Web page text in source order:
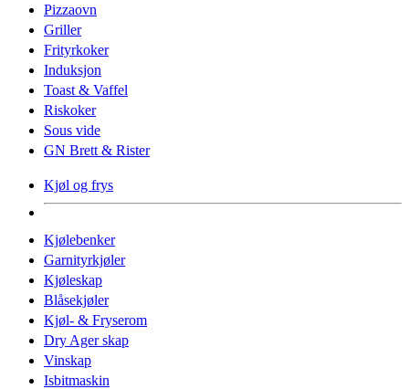
Pizzaovn
Griller
Frityrkoker
Induksjon
Toast & Vaffel
Riskoker
Sous vide
GN Brett & Rister
Kjøl og frys
Kjølebenker
Garnityrkjøler
Kjøleskap
Blåsekjøler
Kjøl- & Fryserom
Dry Ager skap
Vinskap
Isbitmaskin